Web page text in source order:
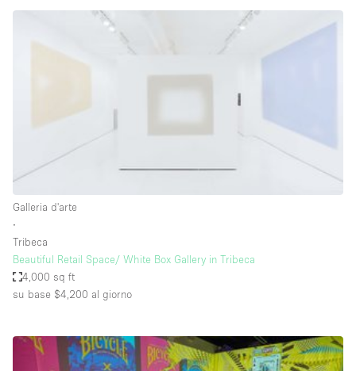
Fiera/festival
Galleria d'arte
Imbarcazione
Negozio in centro commerciale
Salone
Spazio creativo
Spazio per Eventi
Galleria d'arte
∙
Tribeca
Beautiful Retail Space/ White Box Gallery in Tribeca
4,000 sq ft
su base $4,200 al giorno